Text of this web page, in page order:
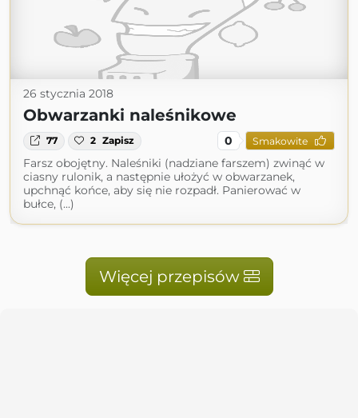
26 stycznia 2018
Obwarzanki naleśnikowe
77 2 Zapisz 0 Smakowite
Farsz obojętny. Naleśniki (nadziane farszem) zwinąć w
ciasny rulonik, a następnie ułożyć w obwarzanek,
upchnąć końce, aby się nie rozpadł. Panierować w
bułce, (...)
Więcej przepisów